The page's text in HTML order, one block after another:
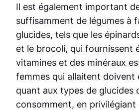
Il est également important
suffisamment de légumes à
glucides, tels que les
et le brocoli, qui fournissent
vitamines et des minéraux
femmes qui allaitent doivent
quant aux types de glucides
consomment, en